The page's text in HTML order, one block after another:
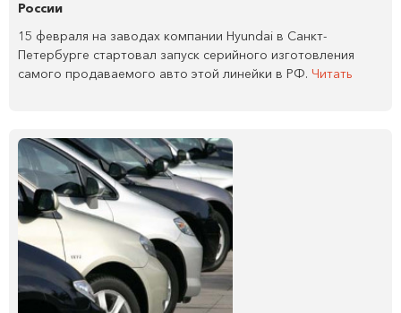
России
15 февраля на заводах компании Hyundai в Санкт-
Петербурге стартовал запуск серийного изготовления
самого продаваемого авто этой линейки в РФ. Читать